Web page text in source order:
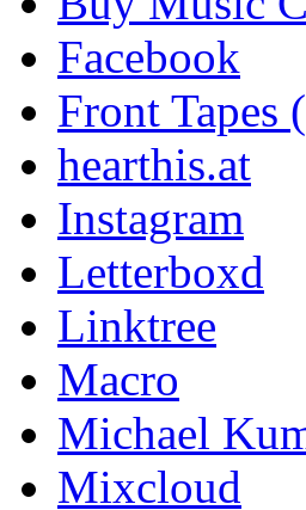
Facebook
Front Tapes
hearthis.at
Instagram
Letterboxd
Linktree
Macro
Michael
Mixcloud